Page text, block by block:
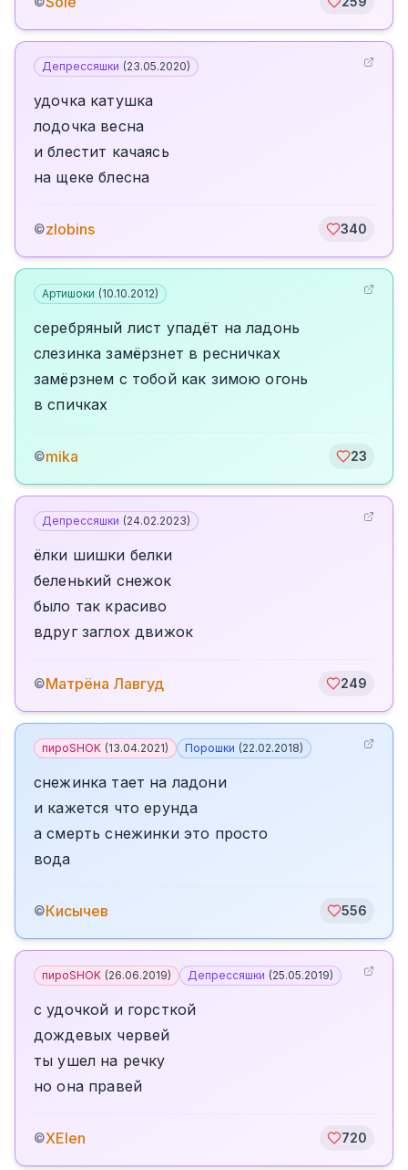
Депрессяшки (23.05.2020)
удочка катушка
лодочка весна
и блестит качаясь
на щеке блесна
©zlobins 340
Артишоки (10.10.2012)
серебряный лист упадёт на ладонь
слезинка замёрзнет в ресничках
замёрзнем с тобой как зимою огонь
в спичках
©mika 23
Депрессяшки (24.02.2023)
ёлки шишки белки
беленький снежок
было так красиво
вдруг заглох движок
©Матрёна Лавгуд 249
пироSHOK (13.04.2021) Порошки (22.02.2018)
снежинка тает на ладони
и кажется что ерунда
а смерть снежинки это просто
вода
©Кисычев 556
пироSHOK (26.06.2019) Депрессяшки (25.05.2019)
с удочкой и горсткой
дождевых червей
ты ушел на речку
но она правей
©XElen 720